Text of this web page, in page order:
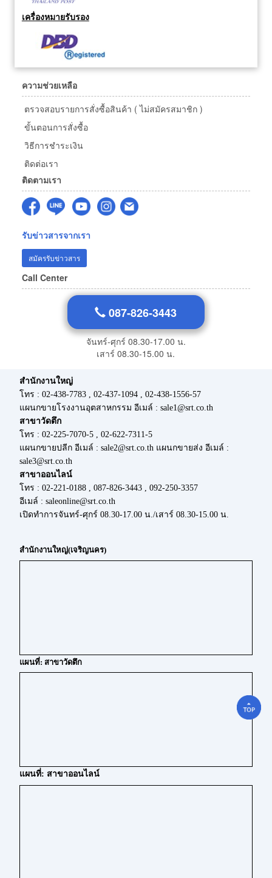
เครื่องหมายรับรอง
ความช่วยเหลือ
ตรวจสอบรายการสั่งซื้อสินค้า ( ไม่สมัครสมาชิก )
ขั้นตอนการสั่งซื้อ
วิธีการชำระเงิน
ติดต่อเรา
ติดตามเรา
รับข่าวสารจากเรา
สมัครรับข่าวสาร
Call Center
087-826-3443
จันทร์-ศุกร์ 08.30-17.00 น.
เสาร์ 08.30-15.00 น.
สำนักงานใหญ่
โทร : 02-438-7783 , 02-437-1094 , 02-438-1556-57
แผนกขายโรงงานอุตสาหกรรม อีเมล์ : sale1@srt.co.th
สาขาวัดตึก
โทร : 02-225-7070-5 , 02-622-7311-5
แผนกขายปลีก อีเมล์ : sale2@srt.co.th แผนกขายส่ง อีเมล์ :
sale3@srt.co.th
สาขาออนไลน์
โทร : 02-221-0188 , 087-826-3443 , 092-250-3357
อีเมล์ : saleonline@srt.co.th
เปิดทำการจันทร์-ศุกร์ 08.30-17.00 น./เสาร์ 08.30-15.00 น.
สำนักงานใหญ่(เจริญนคร)
แผนที่: สาขาวัดตึก
แผนที่: สาขาออนไลน์